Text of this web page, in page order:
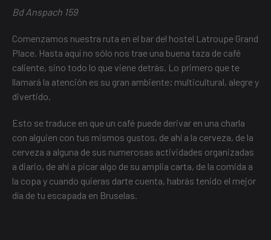
Bd Anspach 159
Comenzamos nuestra ruta en el bar del hostel Latroupe Grand
Place. Hasta aquí no sólo nos trae una buena taza de café
caliente, sino todo lo que viene detrás. Lo primero que te
llamará la atención es su gran ambiente; multicultural, alegre y
divertido.
Esto se traduce en que un café puede derivar en una charla
con alguien con tus mismos gustos, de ahí a la cerveza, de la
cerveza a alguna de sus numerosas actividades organizadas
a diario, de ahí a picar algo de su amplia carta, de la comida a
la copa y cuando quieras darte cuenta, habrás tenido el mejor
día de tu escapada en Bruselas.